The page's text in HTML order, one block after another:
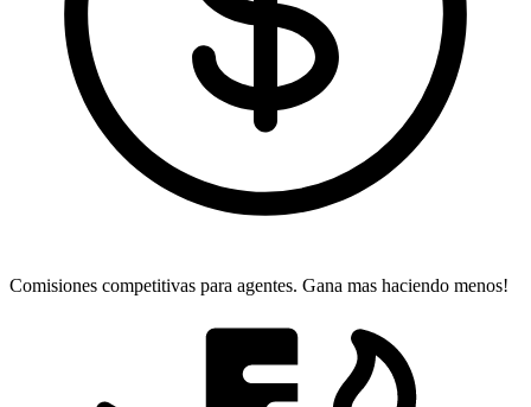
Comisiones competitivas para agentes. Gana mas haciendo menos!